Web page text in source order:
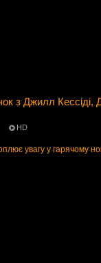
з Джилл Кессіді,
HD